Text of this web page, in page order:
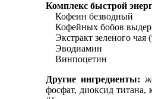
Комплекс быстрой
Кофеин безводный
Кофейных бобов
Экстракт зеленого
Эводиамин
Винпоцетин
Другие ингредиенты:
фосфат, диоксид